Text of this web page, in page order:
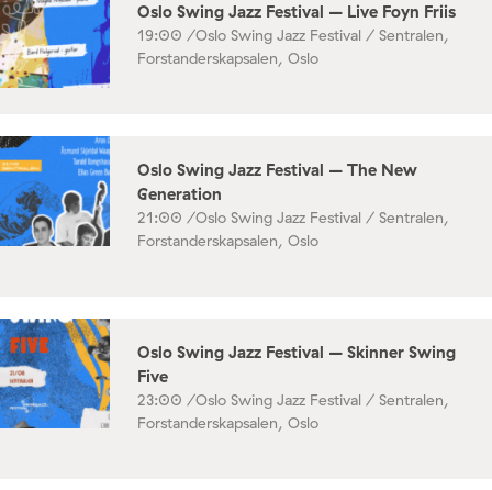
Oslo Swing Jazz Festival – Live Foyn Friis
19:00 /Oslo Swing Jazz Festival / Sentralen,
Forstanderskapsalen, Oslo
Oslo Swing Jazz Festival – The New
Generation
21:00 /Oslo Swing Jazz Festival / Sentralen,
Forstanderskapsalen, Oslo
Oslo Swing Jazz Festival – Skinner Swing
Five
23:00 /Oslo Swing Jazz Festival / Sentralen,
Forstanderskapsalen, Oslo